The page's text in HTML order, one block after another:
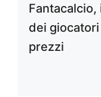
Fantacalcio,
dei
prezzi